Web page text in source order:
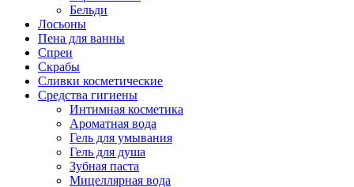
Бельди
Лосьоны
Пена для ванны
Спреи
Скрабы
Сливки косметические
Средства гигиены
Интимная косметика
Ароматная вода
Гель для умывания
Гель для душа
Зубная паста
Мицеллярная вода